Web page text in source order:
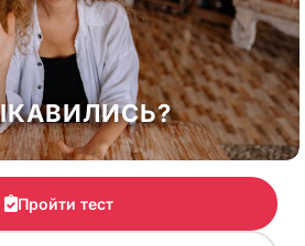
Пройти тест